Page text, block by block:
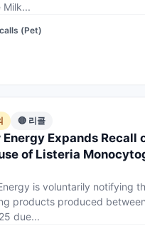
Milk...
(Pet)
🔴 리콜
Energy Expands Recall
of Listeria
is voluntarily notifying
products produced
due...